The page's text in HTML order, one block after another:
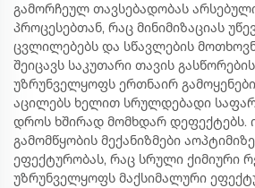
გამორჩეულ თავსებადობას
პროცესებთან, რაც მინიმიზაციას
ცვლილებებს და სწავლების
შეიცავს საკუთარი თავის
უზრუნველყოფს ერთნაირ
აცილებს ხელით სრულდებადი
დროს ხშირად მომხდარ დეფექტებს.
გამომწყობის მექანიზმები
ეფექტურობას, რაც სრული ქიმიური
უზრუნველყოფს მაქსიმალური